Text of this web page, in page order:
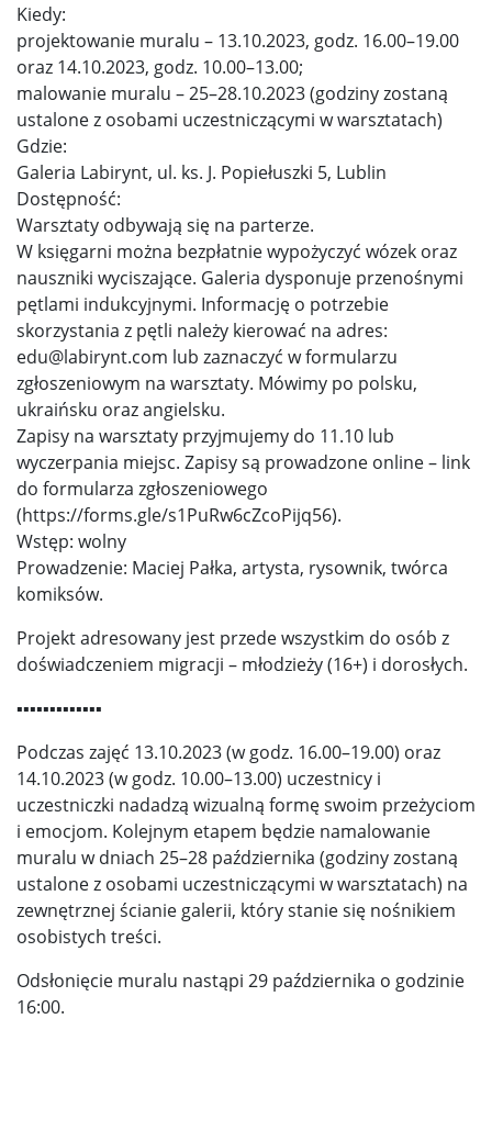
Kiedy:
projektowanie muralu – 13.10.2023, godz. 16.00–19.00
oraz 14.10.2023, godz. 10.00–13.00;
malowanie muralu – 25–28.10.2023 (godziny zostaną
ustalone z osobami uczestniczącymi w warsztatach)
Gdzie:
Galeria Labirynt, ul. ks. J. Popiełuszki 5, Lublin
Dostępność:
Warsztaty odbywają się na parterze.
W księgarni można bezpłatnie wypożyczyć wózek oraz
nauszniki wyciszające. Galeria dysponuje przenośnymi
pętlami indukcyjnymi. Informację o potrzebie
skorzystania z pętli należy kierować na adres:
edu@labirynt.com lub zaznaczyć w formularzu
zgłoszeniowym na warsztaty. Mówimy po polsku,
ukraińsku oraz angielsku.
Zapisy na warsztaty przyjmujemy do 11.10 lub
wyczerpania miejsc. Zapisy są prowadzone online – link
do formularza zgłoszeniowego
(https://forms.gle/s1PuRw6cZcoPijq56).
Wstęp: wolny
Prowadzenie: Maciej Pałka, artysta, rysownik, twórca
komiksów.
Projekt adresowany jest przede wszystkim do osób z
doświadczeniem migracji – młodzieży (16+) i dorosłych.
▪▪▪▪▪▪▪▪▪▪▪▪▪
Podczas zajęć 13.10.2023 (w godz. 16.00–19.00) oraz
14.10.2023 (w godz. 10.00–13.00) uczestnicy i
uczestniczki nadadzą wizualną formę swoim przeżyciom
i emocjom. Kolejnym etapem będzie namalowanie
muralu w dniach 25–28 października (godziny zostaną
ustalone z osobami uczestniczącymi w warsztatach) na
zewnętrznej ścianie galerii, który stanie się nośnikiem
osobistych treści.
Odsłonięcie muralu nastąpi 29 października o godzinie
16:00.